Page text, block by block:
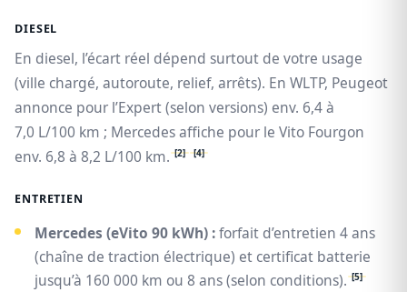
DIESEL
En diesel, l’écart réel dépend surtout de votre usage
(ville chargé, autoroute, relief, arrêts). En WLTP, Peugeot
annonce pour l’Expert (selon versions) env. 6,4 à
7,0 L/100 km ; Mercedes affiche pour le Vito Fourgon
env. 6,8 à 8,2 L/100 km. [2] [4]
ENTRETIEN
Mercedes (eVito 90 kWh) :forfait d’entretien 4 ans
(chaîne de traction électrique) et certificat batterie
jusqu’à 160 000 km ou 8 ans (selon conditions). [5]